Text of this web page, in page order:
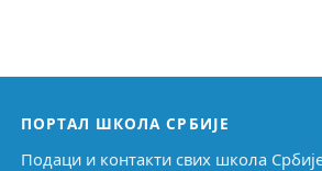
ПОРТАЛ ШКОЛА СРБИЈЕ
Подаци и контакти свих школа